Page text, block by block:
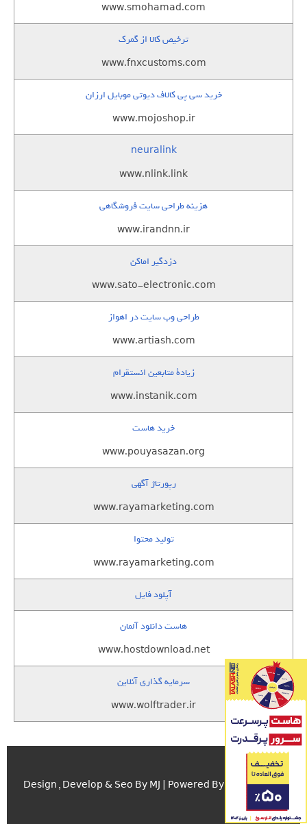
www.smohamad.com
ترخیص کالا از گمرک
www.fnxcustoms.com
خرید سی پی کالاف دیوتی موبایل ارزان
www.mojoshop.ir
neuralink
www.nlink.link
هزینه طراحی سایت فروشگاهی
www.irandnn.ir
دزدگیر اماکن
www.sato-electronic.com
طراحی وب سایت در اهواز
www.artiash.com
زيادة متابعين انستقرام
www.instanik.com
خرید هاست
www.pouyasazan.org
رپورتاژ آگهی
www.rayamarketing.com
تولید محتوا
www.rayamarketing.com
آپلود فایل
هاست دانلود آلمان
www.hostdownload.net
سرمایه گذاری آنلاین
www.wolftrader.ir
Design , Develop & Seo By MJ | Powered By اسکریپت.com